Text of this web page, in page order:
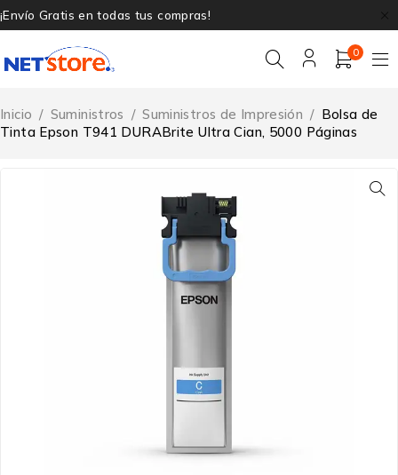
¡Envío Gratis en todas tus compras!
0
Inicio / Suministros / Suministros de Impresión / Bolsa de
Tinta Epson T941 DURABrite Ultra Cian, 5000 Páginas